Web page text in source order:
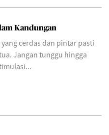
Kandungan
cerdas dan pintar pasti
Jangan tunggu hingga